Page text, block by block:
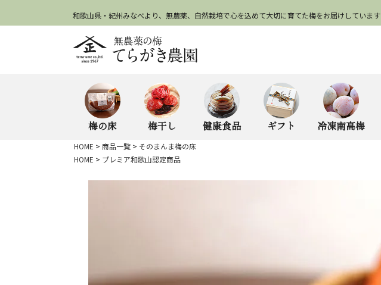
和歌山県・紀州みなべより、無農薬、自然栽培で心を込めて大切に育てた梅をお届けしています
梅の床 梅干し 健康食品 ギフト 冷凍南高梅
HOME 商品一覧
そのまんま梅の床
HOME
プレミア和歌山認定商品